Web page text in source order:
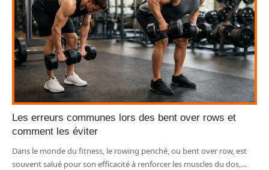
Les erreurs communes lors des bent over rows et
comment les éviter
Dans le monde du fitness, le rowing penché, ou bent over row, est
souvent salué pour son efficacité à renforcer les muscles du dos,…